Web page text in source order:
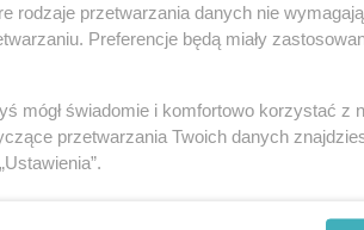
rodzaje przetwarzania danych nie
Preferencje będą miały
mógł świadomie i komfortowo korzystać z
przetwarzania Twoich danych